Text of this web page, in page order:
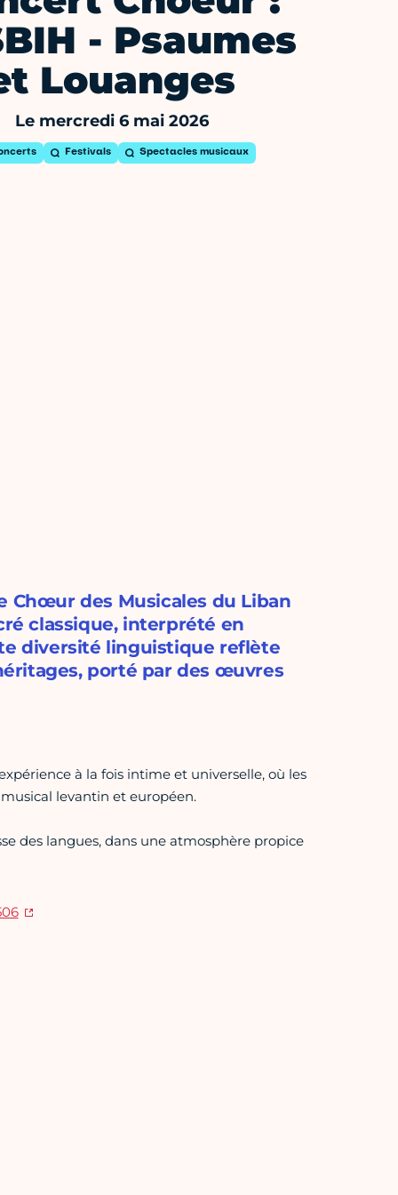
- Psaumes
Louanges
Le mercredi 6 mai 2026
Festivals Spectacles musicaux
Chœur des Musicales du Liban
classique, interprété en
diversité linguistique reflète
porté par des œuvres
à la fois intime et universelle, où les
levantin et européen.
des langues, dans une atmosphère propice